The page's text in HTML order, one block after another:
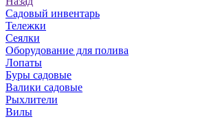
Садовый инвентарь
Тележки
Сеялки
Оборудование для полива
Лопаты
Буры садовые
Валики садовые
Рыхлители
Вилы